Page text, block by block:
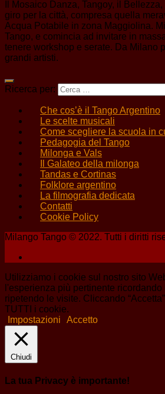
Il Mosaico Danza, Tangoy, il
giro per la città, compresa quella
Acqua Potabile in zona Maggiolina.
Tango, e comincia ad invitare in
tenere workshop e serate. Da Milano
grandi artisti.
Ricerca per:
Che cos’è il Tango Argentino
Le scelte musicali
Come scegliere la scuola in
Pedagogia del Tango
Milonga e Vals
Il Galateo della milonga
Tandas e Cortinas
Folklore argentino
La filmografia dedicata
Contatti
Cookie Policy
Milango Tango © 2022. Tutti i diritti
Utilizziamo i cookie sul nostro sito
l'esperienza più pertinente
ripetendo le visite. Cliccando
TUTTI i cookie.
Impostazioni
Accetto
Chiudi
La tua Privacy è importante!